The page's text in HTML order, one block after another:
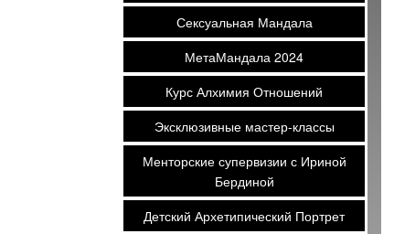
Сексуальная Мандала
МетаМандала 2024
Курс Алхимия Отношений
Эксклюзивные мастер-классы
Менторские супервизии с Ириной
Бердиной
Детский Архетипический Портрет